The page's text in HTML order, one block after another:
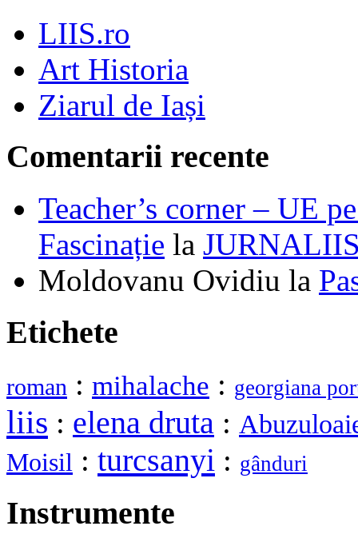
LIIS.ro
Art Historia
Ziarul de Iași
Comentarii recente
Teacher’s corner – UE
Fascinație la
Moldovanu Ovidiu la
Etichete
roman : mihalache : georgiana
liis : elena druta :
Moisil : turcsanyi : gânduri
Instrumente